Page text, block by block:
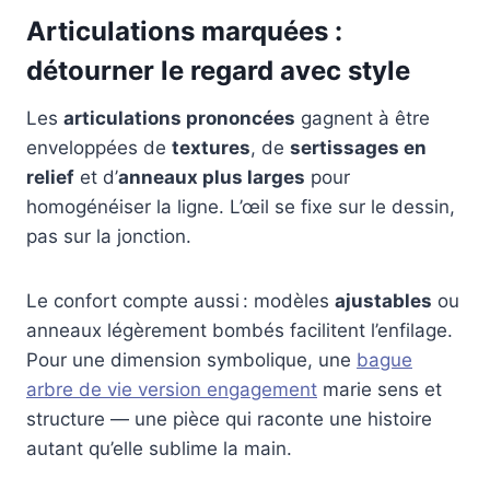
Articulations marquées :
détourner le regard avec style
Les articulations prononcées gagnent à être
enveloppées de textures, de sertissages en
relief et d’anneaux plus larges pour
homogénéiser la ligne. L’œil se fixe sur le dessin,
pas sur la jonction.
Le confort compte aussi : modèles ajustables ou
anneaux légèrement bombés facilitent l’enfilage.
Pour une dimension symbolique, une bague
arbre de vie version engagement marie sens et
structure — une pièce qui raconte une histoire
autant qu’elle sublime la main.